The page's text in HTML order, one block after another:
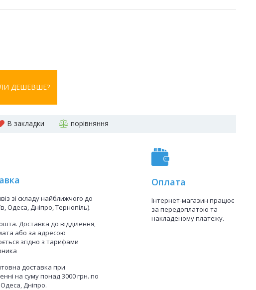
ДЕШЕВШЕ?
В закладки порівняння
зі складу найближчого до
Одеса, Дніпро, Тернопіль).
Доставка до відділення,
або за адресою
згідно з тарифами
доставка при
на суму понад 3000 грн. по
Дніпро.
Оплата
Інтернет-магазин працює
за передоплатою та
накладеному платежу.